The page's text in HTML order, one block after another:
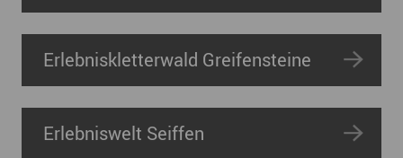
Erlebniskletterwald Greifensteine
Erlebniswelt Seiffen